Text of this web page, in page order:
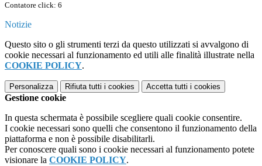
Contatore click: 6
Notizie
Questo sito o gli strumenti terzi da questo utilizzati si avvalgono di
cookie necessari al funzionamento ed utili alle finalità illustrate nella
COOKIE POLICY.
Personalizza Rifiuta tutti i cookies Accetta tutti i cookies
Gestione cookie
In questa schermata è possibile scegliere quali cookie consentire.
I cookie necessari sono quelli che consentono il funzionamento della
piattaforma e non è possibile disabilitarli.
Per conoscere quali sono i cookie necessari al funzionamento potete
visionare la COOKIE POLICY.